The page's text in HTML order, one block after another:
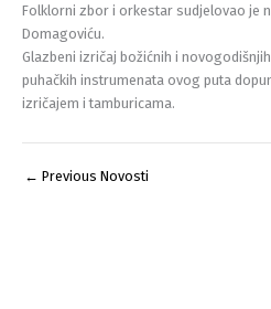
Folklorni zbor i orkestar sudjelovao je
Domagoviću.
Glazbeni izričaj božićnih i
puhačkih instrumenata ovog puta
izričajem i tamburicama.
← Previous Novosti